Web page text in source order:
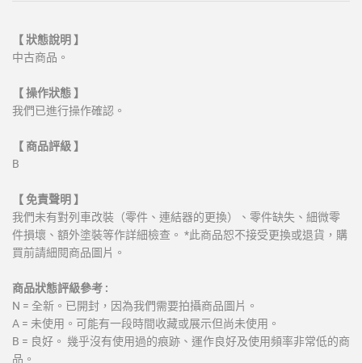
【 狀態說明 】
中古商品。
【 操作狀態 】
我們已進行操作確認。
【 商品評級 】
B
【 免責聲明 】
我們未有對列車改裝（零件、連結器的更換）、零件缺失、細微零
件損壞、額外塗裝等作詳細檢查。 *此商品恕不接受更換或退貨，購
買前請細閱商品圖片。
商品狀態評級參考 :
N = 全新。已開封，因為我們需要拍攝商品圖片。
A = 未使用。可能有一段時間收藏或展示但尚未使用。
B = 良好。 幾乎沒有使用過的痕跡、運作良好及使用頻率非常低的商
品。